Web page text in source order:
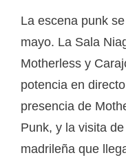
La escena punk
mayo. La Sala
Motherless y
potencia en
presencia de
Punk, y la visita
madrileña que